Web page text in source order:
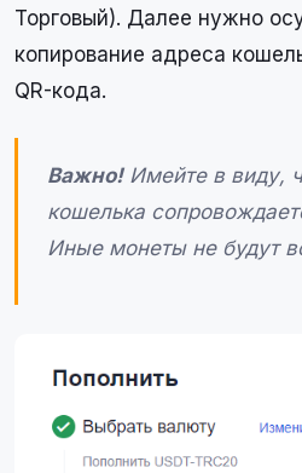
Торговый). Далее нужно
копирование адреса
QR-кода.
Важно!Имейте в виду,
кошелька
Иные монеты не будут